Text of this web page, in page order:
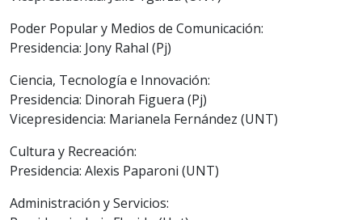
Poder Popular y Medios de Comunicación:
Presidencia: Jony Rahal (Pj)
Ciencia, Tecnología e Innovación:
Presidencia: Dinorah Figuera (Pj)
Vicepresidencia: Marianela Fernández (UNT)
Cultura y Recreación:
Presidencia: Alexis Paparoni (UNT)
Administración y Servicios: